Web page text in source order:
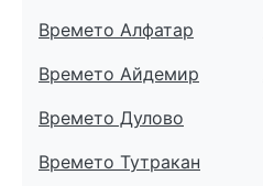
Времето Алфатар
Времето Айдемир
Времето Дулово
Времето Тутракан